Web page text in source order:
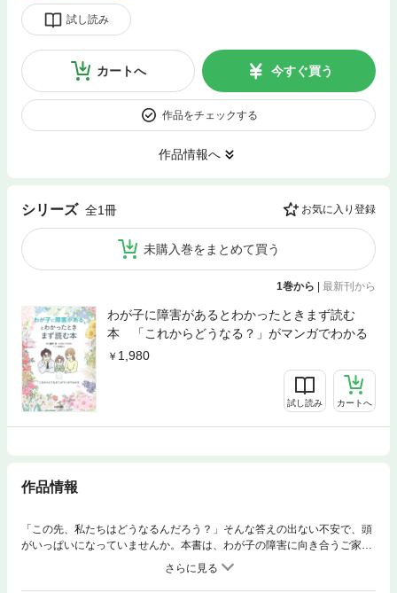
試し読み
カートへ 今すぐ買う
作品をチェックする
作品情報へ
シリーズ 全1冊 お気に入り登録
未購入巻をまとめて買う
1巻から | 最新刊から
わが子に障害があるとわかったときまず読む
本 「これからどうなる？」がマンガでわかる
1,980
試し読み カートへ
作品情報
「この先、私たちはどうなるんだろう？」そんな答えの出ない不安で、頭
がいっぱいになっていませんか。本書は、わが子の障害に向き合うご家族
が、出生から「親亡き後」の暮らしまで、具体的にどう歩んでいけばいい
のかをマンガと図解でやさしく解きほぐします。福祉の専門家・藤井渉先